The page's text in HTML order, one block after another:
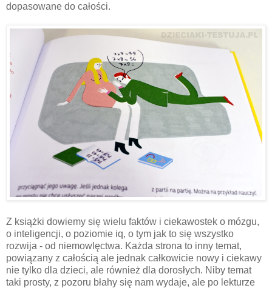
dopasowane do całości.
Z książki dowiemy się wielu faktów i ciekawostek o mózgu,
o inteligencji, o poziomie iq, o tym jak to się wszystko
rozwija - od niemowlęctwa. Każda strona to inny temat,
powiązany z całością ale jednak całkowicie nowy i ciekawy
nie tylko dla dzieci, ale również dla dorosłych. Niby temat
taki prosty, z pozoru błahy się nam wydaje, ale po lekturze